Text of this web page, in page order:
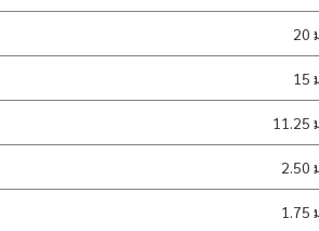
20
15
11.25
2.50
1.75